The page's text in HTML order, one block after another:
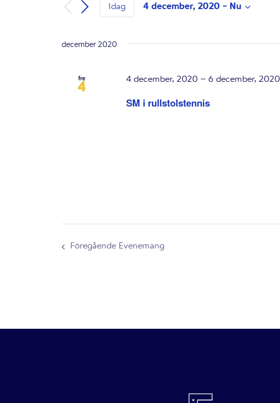
Idag 4 december, 2020 - Nu
december 2020
fre
4
SM i rullstolstennis
4 december, 2020 – 6 december, 2020
Föregående Evenemang